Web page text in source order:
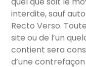
interdite, sauf
Recto Verso.
site ou de l’un
contient sera
d’une